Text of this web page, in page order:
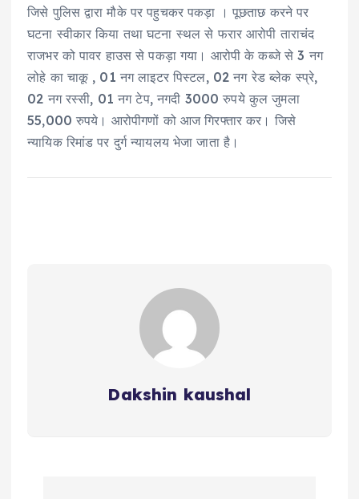
जिसे पुलिस द्वारा मौके पर पहुचकर पकड़ा । पूछताछ करने पर
घटना स्वीकार किया तथा घटना स्थल से फरार आरोपी ताराचंद
राजभर को पावर हाउस से पकड़ा गया। आरोपी के कब्जे से 3 नग
लोहे का चाकू , 01 नग लाइटर पिस्टल, 02 नग रेड ब्लेक स्प्रे,
02 नग रस्सी, 01 नग टेप, नगदी 3000 रुपये कुल जुमला
55,000 रुपये। आरोपीगणों को आज गिरफ्तार कर। जिसे
न्यायिक रिमांड पर दुर्ग न्यायलय भेजा जाता है।
Dakshin kaushal